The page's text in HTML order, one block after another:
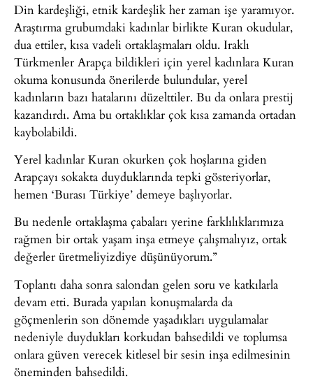
Din kardeşliği, etnik kardeşlik her zaman işe yaramıyor.
Araştırma grubumdaki kadınlar birlikte Kuran okudular,
dua ettiler, kısa vadeli ortaklaşmaları oldu. Iraklı
Türkmenler Arapça bildikleri için yerel kadınlara Kuran
okuma konusunda önerilerde bulundular, yerel
kadınların bazı hatalarını düzelttiler. Bu da onlara prestij
kazandırdı. Ama bu ortaklıklar çok kısa zamanda ortadan
kaybolabildi.
Yerel kadınlar Kuran okurken çok hoşlarına giden
Arapçayı sokakta duyduklarında tepki gösteriyorlar,
hemen ‘Burası Türkiye’ demeye başlıyorlar.
Bu nedenle ortaklaşma çabaları yerine farklılıklarımıza
rağmen bir ortak yaşam inşa etmeye çalışmalıyız, ortak
değerler üretmeliyizdiye düşünüyorum.”
Toplantı daha sonra salondan gelen soru ve katkılarla
devam etti. Burada yapılan konuşmalarda da
göçmenlerin son dönemde yaşadıkları uygulamalar
nedeniyle duydukları korkudan bahsedildi ve toplumsa
onlara güven verecek kitlesel bir sesin inşa edilmesinin
öneminden bahsedildi.